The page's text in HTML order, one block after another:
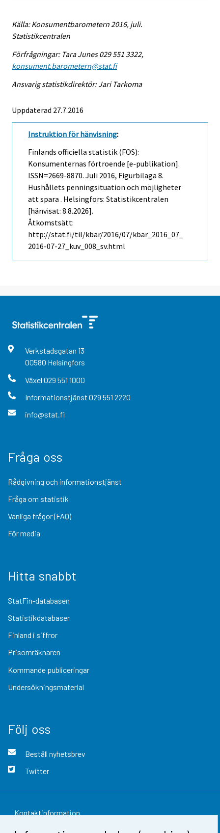
Källa: Konsumentbarometern 2016, juli.
Statistikcentralen
Förfrågningar: Tara Junes 029 551 3322,
konsument.barometern@stat.fi
Ansvarig statistikdirektör: Jari Tarkoma
Uppdaterad 27.7.2016
Instruktion för hänvisning:
Finlands officiella statistik (FOS):
Konsumenternas förtroende [e-publikation].
ISSN=2669-8870. Juli 2016, Figurbilaga 8.
Hushållets penningsituation och möjligheter
att spara . Helsingfors: Statistikcentralen
[hänvisat: 8.8.2026].
Åtkomstsätt:
http://stat.fi/til/kbar/2016/07/kbar_2016_07_
2016-07-27_kuv_008_sv.html
Verkstadsgatan 13
00580 Helsingfors
Växel 029 551 1000
Informationstjänst 029 551 2220
info@stat.fi
Fråga oss
Rådgivning och informationstjänst
Fråga om statistik
Vanliga frågor (FAQ)
För media
Hitta snabbt
StatFin-databasen
Statistikdatabaser
Finland i siffror
Prisomräknaren
Kommande publiceringar
Undersökningsmaterial
Följ oss
Beställ nyhetsbrev
Twitter
Kontaktinformation